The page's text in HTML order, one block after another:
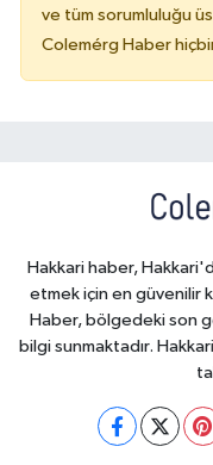
ve tüm sorumluluğu
Colemérg Haber
Hakkari haber,
etmek için en güvenilir
Haber, bölgedeki son
bilgi sunmaktadır.